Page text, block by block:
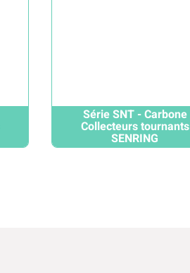
Série SNT - Carbone
Collecteurs tournants
SENRING